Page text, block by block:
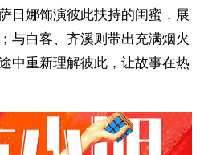
日娜饰演彼此扶持的闺蜜，展
与白客、齐溪则带出充满烟火
中重新理解彼此，让故事在热